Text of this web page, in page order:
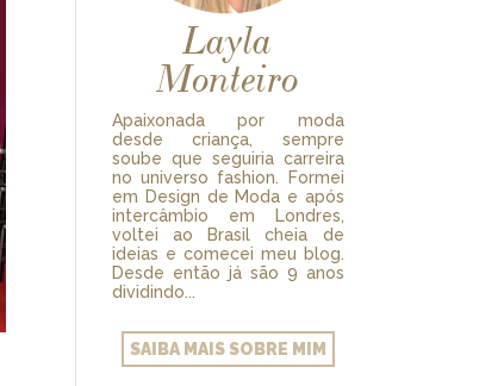
Layla
Monteiro
Apaixonada por moda
desde criança, sempre
soube que seguiria carreira
no universo fashion. Formei
em Design de Moda e após
intercâmbio em Londres,
voltei ao Brasil cheia de
ideias e comecei meu blog.
Desde então já são 9 anos
dividindo...
SAIBA MAIS SOBRE MIM